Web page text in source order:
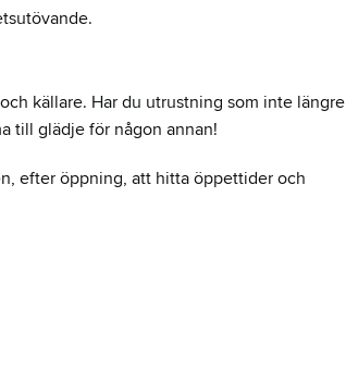
källare. Har du utrustning som inte längre
till glädje för någon annan!
efter öppning, att hitta öppettider och